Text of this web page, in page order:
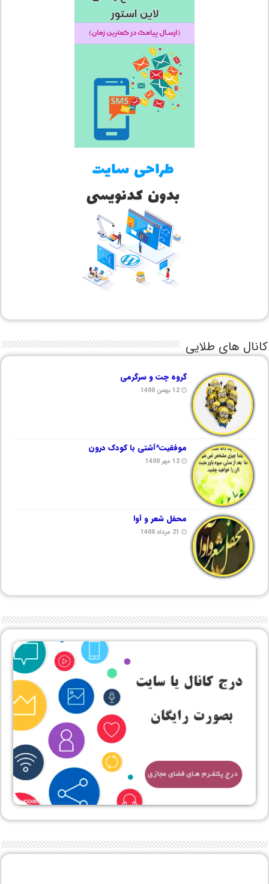
کانال های طلایی
گروه چت و سرگرمی
12 بهمن 1400
موفقیت*آشتی با کودک درون
12 مهر 1400
محفل شعر و آوا
21 مرداد 1400